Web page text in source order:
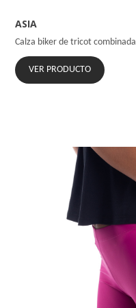
ASIA
Calza biker de tricot combinada
VER PRODUCTO